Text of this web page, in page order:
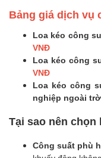
Bảng giá dịch vụ
Loa kéo công
VNĐ
Loa kéo công
VNĐ
Loa kéo công
nghiệp ngoài
Tại sao nên chọn
Công suất phù